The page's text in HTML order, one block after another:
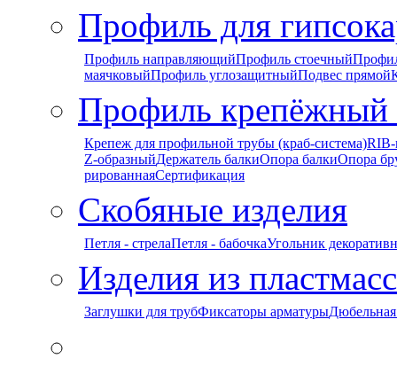
Профиль для
Профиль направляющийПрофиль стоечный
маячковыйПрофиль углозащитныйПодвес прямой
Профиль
Крепеж для профильной трубы (краб-система)
Z-образныйДержатель балкиОпора балкиОпора
рированнаяСертификация
Скобяные изделия
Петля - стрелаПетля - бабочкаУгольник
Изделия из
Заглушки для трубФиксаторы арматуры